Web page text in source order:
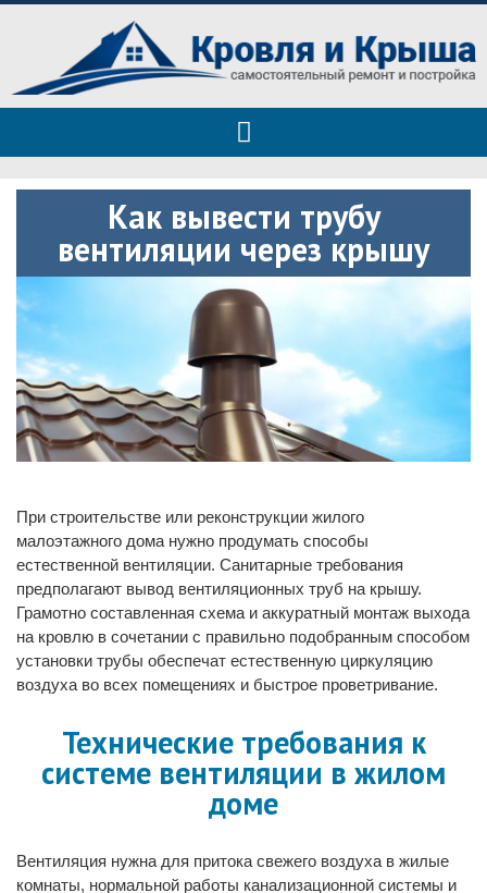
Roof tops — только полезные
советы
Полезные советы при строительстве дома и ремонте
Как вывести трубу
вентиляции через крышу
При строительстве или реконструкции жилого
малоэтажного дома нужно продумать способы
естественной вентиляции. Санитарные требования
предполагают вывод вентиляционных труб на крышу.
Грамотно составленная схема и аккуратный монтаж выхода
на кровлю в сочетании с правильно подобранным способом
установки трубы обеспечат естественную циркуляцию
воздуха во всех помещениях и быстрое проветривание.
Технические требования к
системе вентиляции в жилом
доме
Вентиляция нужна для притока свежего воздуха в жилые
комнаты, нормальной работы канализационной системы и